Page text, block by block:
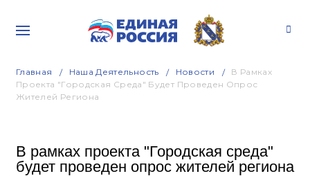
Главная Наша Деятельность Новости
В Рамках
Проекта "Городская Среда" Будет Проведен Опрос
Жителей Региона
В рамках проекта "Городская среда"
будет проведен опрос жителей региона